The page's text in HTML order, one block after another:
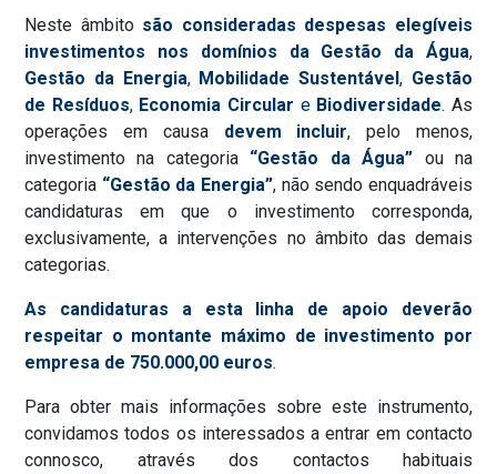
Neste âmbito são consideradas despesas elegíveis
investimentos nos domínios da Gestão da Água,
Gestão da Energia, Mobilidade Sustentável, Gestão
de Resíduos, Economia Circular e Biodiversidade. As
operações em causa devem incluir, pelo menos,
investimento na categoria “Gestão da Água” ou na
categoria “Gestão da Energia”, não sendo enquadráveis
candidaturas em que o investimento corresponda,
exclusivamente, a intervenções no âmbito das demais
categorias.
As candidaturas a esta linha de apoio deverão
respeitar o montante máximo de investimento por
empresa de 750.000,00 euros.
Para obter mais informações sobre este instrumento,
convidamos todos os interessados a entrar em contacto
connosco, através dos contactos habituais